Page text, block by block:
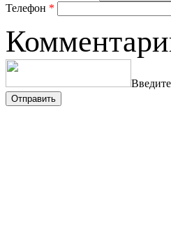
Телефон *